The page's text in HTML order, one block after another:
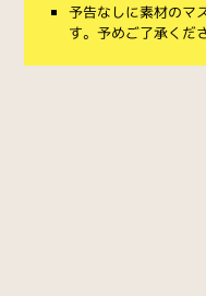
予告なしに素材のマ
す。予めご了承くだ